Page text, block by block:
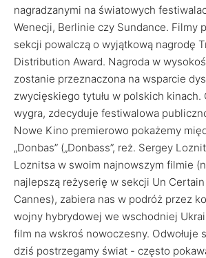
nagradzanymi na światowych
Wenecji, Berlinie czy Sundance. Filmy
sekcji powalczą o wyjątkową nagrodę
Distribution Award. Nagroda w
zostanie przeznaczona na wsparcie
zwycięskiego tytułu w polskich kinach.
wygra, zdecyduje festiwalowa
Nowe Kino premierowo pokażemy
„Donbas” („Donbass”, reż. Sergey
Loznitsa w swoim najnowszym filmie
najlepszą reżyserię w sekcji Un Certain
Cannes), zabiera nas w podróż przez
wojny hybrydowej we wschodniej
film na wskroś nowoczesny. Odwołuje
dziś postrzegamy świat - często